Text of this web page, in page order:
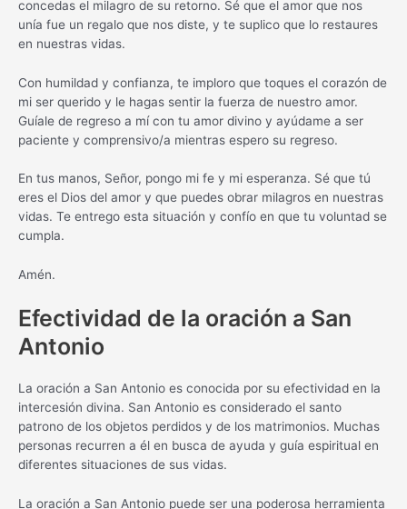
concedas el milagro de su retorno. Sé que el amor que nos
unía fue un regalo que nos diste, y te suplico que lo restaures
en nuestras vidas.
Con humildad y confianza, te imploro que toques el corazón de
mi ser querido y le hagas sentir la fuerza de nuestro amor.
Guíale de regreso a mí con tu amor divino y ayúdame a ser
paciente y comprensivo/a mientras espero su regreso.
En tus manos, Señor, pongo mi fe y mi esperanza. Sé que tú
eres el Dios del amor y que puedes obrar milagros en nuestras
vidas. Te entrego esta situación y confío en que tu voluntad se
cumpla.
Amén.
Efectividad de la oración a San
Antonio
La oración a San Antonio es conocida por su efectividad en la
intercesión divina. San Antonio es considerado el santo
patrono de los objetos perdidos y de los matrimonios. Muchas
personas recurren a él en busca de ayuda y guía espiritual en
diferentes situaciones de sus vidas.
La oración a San Antonio puede ser una poderosa herramienta